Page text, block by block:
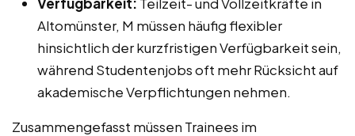
Altomünster, M müssen häufig flexibler
hinsichtlich der kurzfristigen Verfügbarkeit sein,
während Studentenjobs oft mehr Rücksicht auf
akademische Verpflichtungen nehmen.
Zusammengefasst müssen Trainees im